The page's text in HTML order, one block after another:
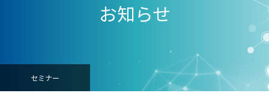
お知らせ
セミナー